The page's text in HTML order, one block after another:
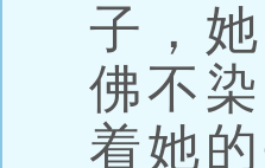
子，
佛不
着她